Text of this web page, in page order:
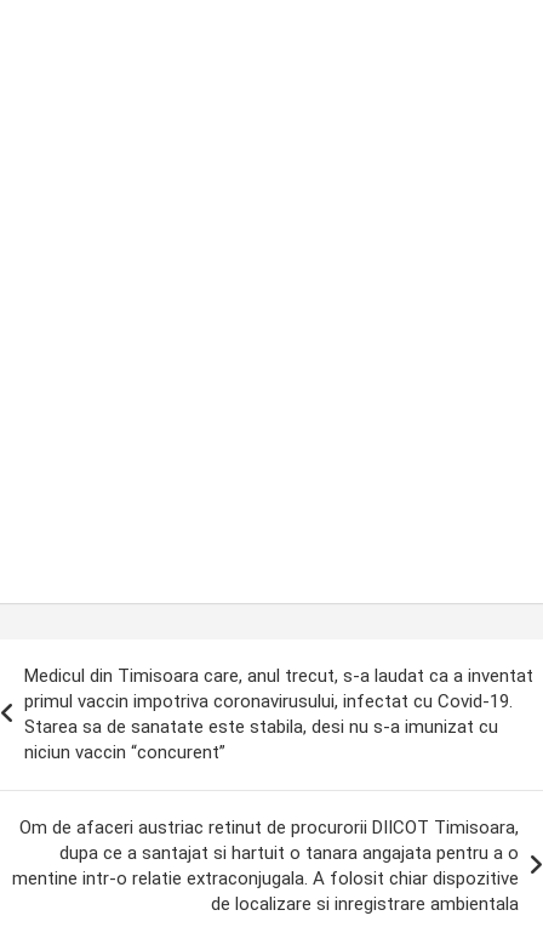
Medicul din Timisoara care, anul trecut, s-a laudat ca a inventat
primul vaccin impotriva coronavirusului, infectat cu Covid-19.
Starea sa de sanatate este stabila, desi nu s-a imunizat cu
niciun vaccin “concurent”
Om de afaceri austriac retinut de procurorii DIICOT Timisoara,
dupa ce a santajat si hartuit o tanara angajata pentru a o
mentine intr-o relatie extraconjugala. A folosit chiar dispozitive
de localizare si inregistrare ambientala